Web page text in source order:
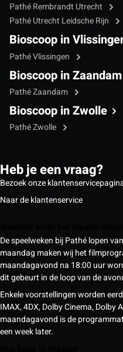
Pathé Rembrandt Utrecht
Pathé Utrecht Leidsche Rijn
Bioscoop in
Pathé Vlissingen
Bioscoop in Zaandam
Pathé Zaandam
Bioscoop in Zwolle
Pathé Zwolle
Heb je een vraag?
Bezoek onze
Naar de klantenservice
De speelweken bij Pathé lopen
maandag maken wij het
maandagavond na 18:00 uur
dit gebeurt in de loop van de
Enkele voorstellingen worden
IMAX, 4DX, Dolby Cinema, Dolby
maandagavond is de
een week later.